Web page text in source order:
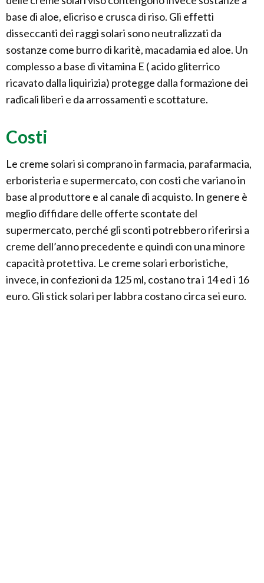
base di aloe, elicriso e crusca di riso. Gli effetti
disseccanti dei raggi solari sono neutralizzati da
sostanze come burro di karitè, macadamia ed aloe. Un
complesso a base di vitamina E ( acido gliterrico
ricavato dalla liquirizia) protegge dalla formazione dei
radicali liberi e da arrossamenti e scottature.
Costi
Le creme solari si comprano in farmacia, parafarmacia,
erboristeria e supermercato, con costi che variano in
base al produttore e al canale di acquisto. In genere è
meglio diffidare delle offerte scontate del
supermercato, perché gli sconti potrebbero riferirsi a
creme dell’anno precedente e quindi con una minore
capacità protettiva. Le creme solari erboristiche,
invece, in confezioni da 125 ml, costano tra i 14 ed i 16
euro. Gli stick solari per labbra costano circa sei euro.